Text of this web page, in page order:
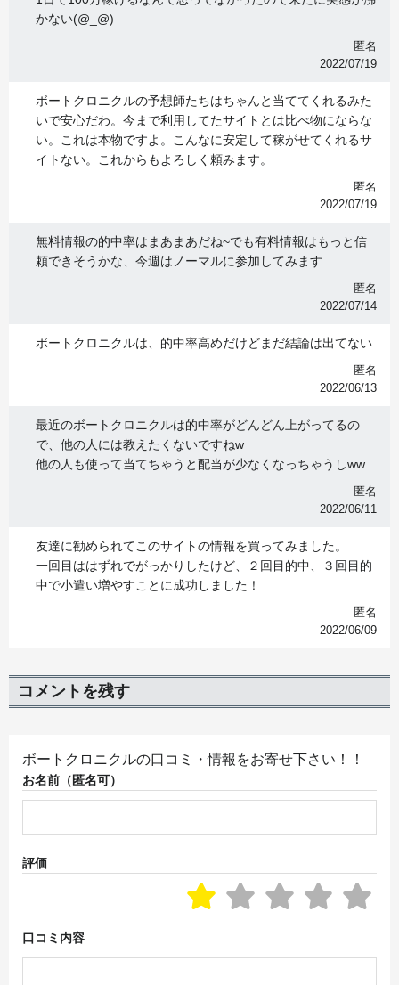
かない(@_@)
匿名
2022/07/19
ボートクロニクルの予想師たちはちゃんと当ててくれるみた
いで安心だわ。今まで利用してたサイトとは比べ物にならな
い。これは本物ですよ。こんなに安定して稼がせてくれるサ
イトない。これからもよろしく頼みます。
匿名
2022/07/19
無料情報の的中率はまあまあだね~でも有料情報はもっと信
頼できそうかな、今週はノーマルに参加してみます
匿名
2022/07/14
ボートクロニクルは、的中率高めだけどまだ結論は出てない
匿名
2022/06/13
最近のボートクロニクルは的中率がどんどん上がってるの
で、他の人には教えたくないですねw
他の人も使って当てちゃうと配当が少なくなっちゃうしww
匿名
2022/06/11
友達に勧められてこのサイトの情報を買ってみました。
一回目ははずれでがっかりしたけど、２回目的中、３回目的
中で小遣い増やすことに成功しました！
匿名
2022/06/09
コメントを残す
ボートクロニクルの口コミ・情報をお寄せ下さい！！
お名前（匿名可）
評価
口コミ内容